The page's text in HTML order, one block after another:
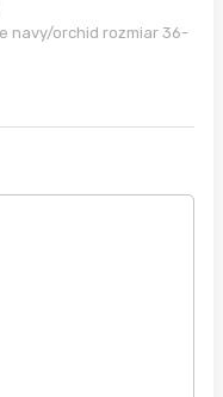
navy/orchid rozmiar 36-